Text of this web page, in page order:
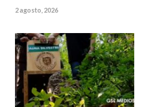
2 agosto, 2026